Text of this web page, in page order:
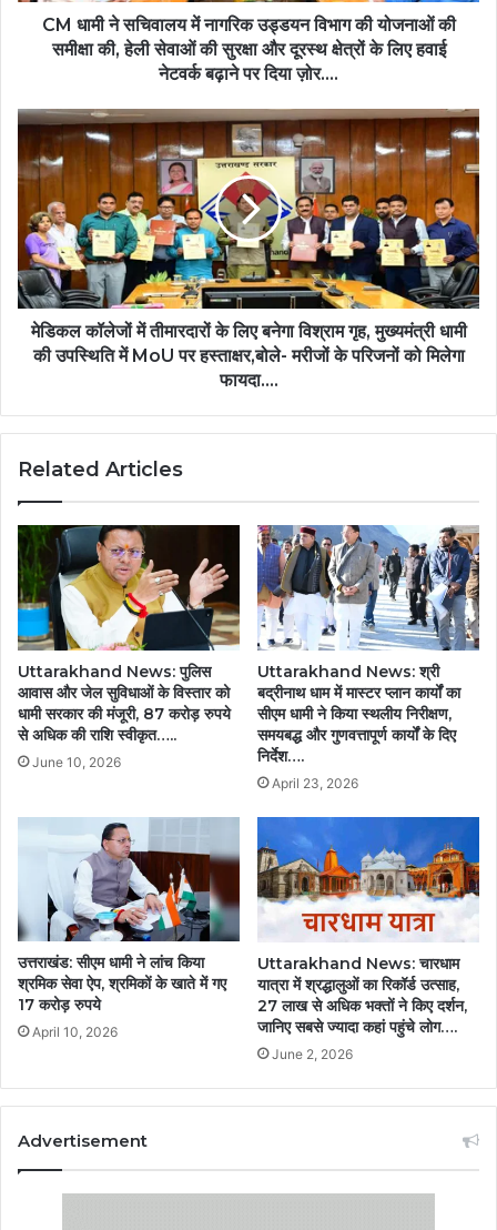
CM धामी ने सचिवालय में नागरिक उड्डयन विभाग की योजनाओं की
समीक्षा की, हेली सेवाओं की सुरक्षा और दूरस्थ क्षेत्रों के लिए हवाई
नेटवर्क बढ़ाने पर दिया ज़ोर….
मेडिकल कॉलेजों में तीमारदारों के लिए बनेगा विश्राम गृह, मुख्यमंत्री धामी
की उपस्थिति में MoU पर हस्ताक्षर,बोले- मरीजों के परिजनों को मिलेगा
फायदा….
Related Articles
Uttarakhand News: पुलिस
आवास और जेल सुविधाओं के विस्तार को
धामी सरकार की मंजूरी, 87 करोड़ रुपये
से अधिक की राशि स्वीकृत…..
June 10, 2026
Uttarakhand News: श्री
बद्रीनाथ धाम में मास्टर प्लान कार्यों का
सीएम धामी ने किया स्थलीय निरीक्षण,
समयबद्ध और गुणवत्तापूर्ण कार्यों के दिए
निर्देश….
April 23, 2026
उत्तराखंड: सीएम धामी ने लांच किया
श्रमिक सेवा ऐप, श्रमिकों के खाते में गए
17 करोड़ रुपये
April 10, 2026
Uttarakhand News: चारधाम
यात्रा में श्रद्धालुओं का रिकॉर्ड उत्साह,
27 लाख से अधिक भक्तों ने किए दर्शन,
जानिए सबसे ज्यादा कहां पहुंचे लोग….
June 2, 2026
Advertisement